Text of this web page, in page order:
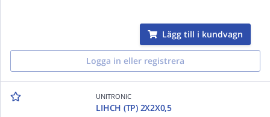
Lägg till i kundvagn
Logga in eller registrera
UNITRONIC
LIHCH (TP) 2X2X0,5